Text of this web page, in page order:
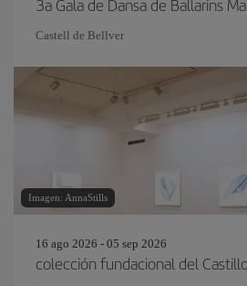
3a Gala de Dansa de Ballarins
Castell de Bellver
Imagen: AnnaStills
16 ago 2026 - 05 sep 2026
colección fundacional del